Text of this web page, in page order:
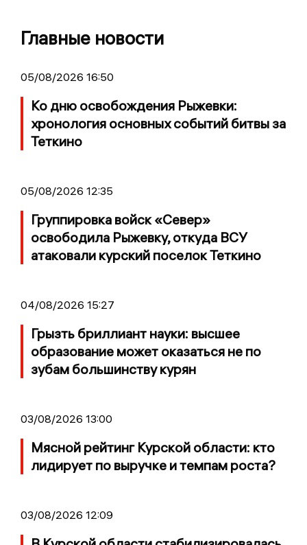
Главные новости
05/08/2026 16:50
Ко дню освобождения Рыжевки:
хронология основных событий битвы за
Теткино
05/08/2026 12:35
Группировка войск «Север»
освободила Рыжевку, откуда ВСУ
атаковали курский поселок Теткино
04/08/2026 15:27
Грызть бриллиант науки: высшее
образование может оказаться не по
зубам большинству курян
03/08/2026 13:00
Мясной рейтинг Курской области: кто
лидирует по выручке и темпам роста?
03/08/2026 12:09